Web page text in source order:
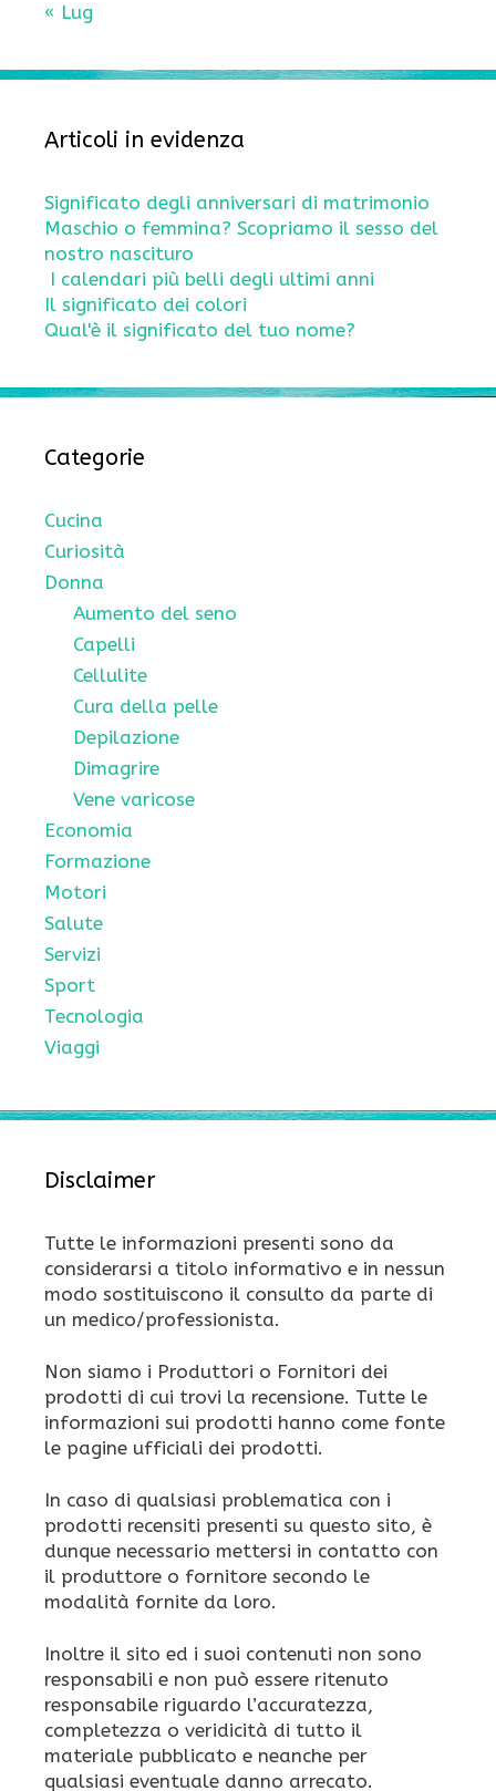
« Lug
Articoli in evidenza
Significato degli anniversari di matrimonio
Maschio o femmina? Scopriamo il sesso del
nostro nascituro
I calendari più belli degli ultimi anni
Il significato dei colori
Qual'è il significato del tuo nome?
Categorie
Cucina
Curiosità
Donna
Aumento del seno
Capelli
Cellulite
Cura della pelle
Depilazione
Dimagrire
Vene varicose
Economia
Formazione
Motori
Salute
Servizi
Sport
Tecnologia
Viaggi
Disclaimer
Tutte le informazioni presenti sono da
considerarsi a titolo informativo e in nessun
modo sostituiscono il consulto da parte di
un medico/professionista.
Non siamo i Produttori o Fornitori dei
prodotti di cui trovi la recensione. Tutte le
informazioni sui prodotti hanno come fonte
le pagine ufficiali dei prodotti.
In caso di qualsiasi problematica con i
prodotti recensiti presenti su questo sito, è
dunque necessario mettersi in contatto con
il produttore o fornitore secondo le
modalità fornite da loro.
Inoltre il sito ed i suoi contenuti non sono
responsabili e non può essere ritenuto
responsabile riguardo l’accuratezza,
completezza o veridicità di tutto il
materiale pubblicato e neanche per
qualsiasi eventuale danno arrecato.